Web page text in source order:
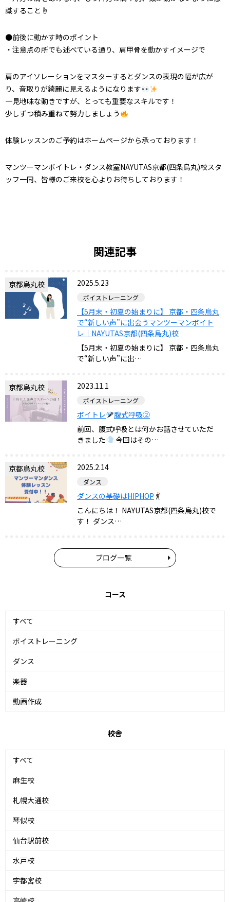
識すること☝️
●前後に動かす時のポイント
・注意点の所でも述べている通り、肩甲骨を動かすイメージで
肩のアイソレーションをマスターするとダンスの表現の幅が広が
り、音取りが綺麗に見えるようになります
一見地味な動きですが、とっても重要なスキルです！
少しずつ積み重ねて努力しましょう
体験レッスンのご予約はホームページから承っております！
マンツーマンボイトレ・ダンス教室NAYUTAS京都(四条烏丸)校スタ
ッフ一同、皆様のご来校を心よりお待ちしております！
関連記事
京都烏丸校 2025.5.23
ボイストレーニング
【5月末・初夏の始まりに】 京都・四条烏丸
で“新しい声”に出会うマンツーマンボイト
レ｜NAYUTAS京都(四条烏丸)校
【5月末・初夏の始まりに】 京都・四条烏丸
で“新しい声”に出…
京都烏丸校 2023.11.1
ボイストレーニング
ボイトレ
腹式呼吸②
前回、腹式呼吸とは何かお話させていただ
きました
今回はその…
京都烏丸校 2025.2.14
ダンス
ダンスの基礎はHIPHOP
こんにちは！ NAYUTAS京都(四条烏丸)校で
す！ ダンス…
ブログ一覧
コース
すべて
ボイストレーニング
ダンス
楽器
動画作成
校舎
すべて
麻生校
札幌大通校
琴似校
仙台駅前校
水戸校
宇都宮校